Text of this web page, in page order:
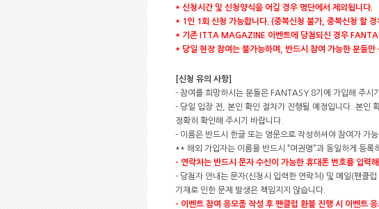
* 신청시간 및 신청양식을 어길 경우 명단에서 제외됩니다.
* 1 인 1회 신청 가능합니다. (중복신청 불가, 중복신청 할
* 기존 ITTA MAGAZINE 이벤트에 당첨되신 경우
* 당일 현장 참여는 불가능하며, 반드시 참여 가능한 분들만
[신청 유의 사항]
- 참여를 희망하시는 분들은 FANTASY 8기에 가입해 주시
- 당일 입장 전, 본인 확인 절차가 진행될 예정입니다. 본인
정확히 확인해 주시기 바랍니다.
- 이름은 반드시 한글 또는 영문으로 작성하셔야 참여가 가능
** 해외 가입자는 이름을 반드시 “여권명”과 동일하게 등록
- 연락처는 반드시 문자 수신이 가능한 휴대폰 번호를 입력
- 당첨자 안내는 문자(신청시 입력한 연락처) 및 메일(팬클
기재로 인한 문제 발생은 책임지지 않습니다.
- 이벤트 참여 응모폼 작성 후 팬클럽 환불 진행 시 이벤트